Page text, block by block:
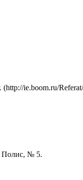
ie.boom.ru/
Полис, № 5.